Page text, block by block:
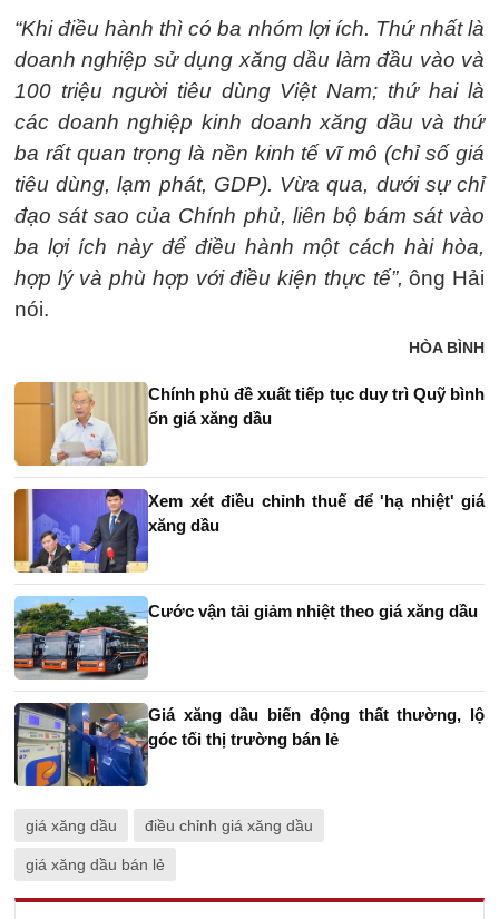
“Khi điều hành thì có ba nhóm lợi ích. Thứ nhất là
doanh nghiệp sử dụng xăng dầu làm đầu vào và
100 triệu người tiêu dùng Việt Nam; thứ hai là
các doanh nghiệp kinh doanh xăng dầu và thứ
ba rất quan trọng là nền kinh tế vĩ mô (chỉ số giá
tiêu dùng, lạm phát, GDP). Vừa qua, dưới sự chỉ
đạo sát sao của Chính phủ, liên bộ bám sát vào
ba lợi ích này để điều hành một cách hài hòa,
hợp lý và phù hợp với điều kiện thực tế”, ông Hải
nói.
HÒA BÌNH
Chính phủ đề xuất tiếp tục duy trì Quỹ bình
ổn giá xăng dầu
Xem xét điều chỉnh thuế để 'hạ nhiệt' giá
xăng dầu
Cước vận tải giảm nhiệt theo giá xăng dầu
Giá xăng dầu biến động thất thường, lộ
góc tối thị trường bán lẻ
giá xăng dầu điều chỉnh giá xăng dầu
giá xăng dầu bán lẻ